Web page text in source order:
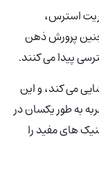
استرس،
پرورش ذهن
پیدا می کنند.
می کند، و این
به طور یکسان در
های مفید را